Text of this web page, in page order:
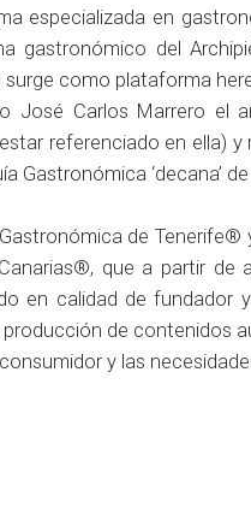
especializada en
gastronómico del
como plataforma
José Carlos Marrero el
referenciado en ella)
Gastronómica ‘decana’ de
de Tenerife®
que a partir de
en calidad de fundador
de contenidos
y las